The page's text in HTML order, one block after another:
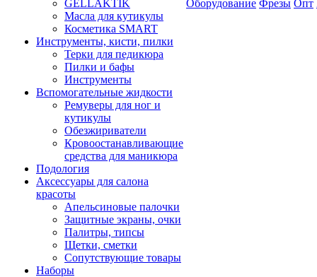
GELLAKTIK
Масла для кутикулы
Косметика SMART
Инструменты, кисти, пилки
Терки для педикюра
Пилки и бафы
Инструменты
Вспомогательные жидкости
Ремуверы для ног и
кутикулы
Обезжириватели
Кровоостанавливающие
средства для маникюра
Подология
Аксессуары для салона
красоты
Апельсиновые палочки
Защитные экраны, очки
Палитры, типсы
Щетки, сметки
Сопутствующие товары
Наборы
Оборудование Фрезы Опт